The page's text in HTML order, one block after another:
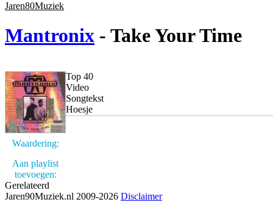
Jaren80Muziek
Mantronix - Take Your Time
Waardering:
Aan playlist
toevoegen:
Top 40
Video
Songtekst
Hoesje
Gerelateerd
Jaren90Muziek.nl 2009-2026 Disclaimer